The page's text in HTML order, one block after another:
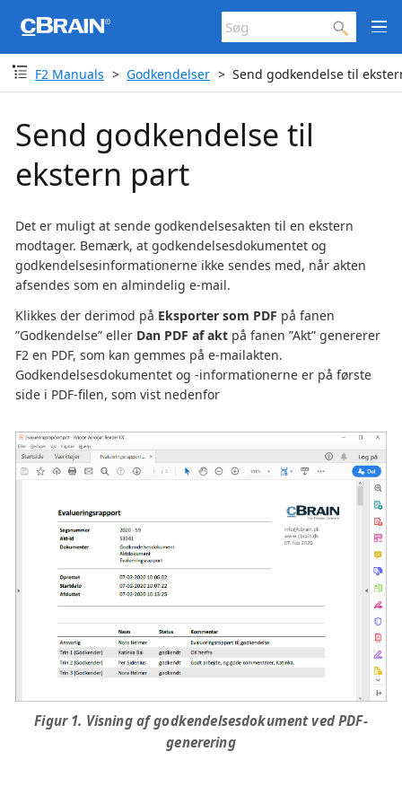
F2 Manuals Godkendelser Send godkendelse til
Send godkendelse til
ekstern part
Det er muligt at sende godkendelsesakten til en ekstern
modtager. Bemærk, at godkendelsesdokumentet og
godkendelsesinformationerne ikke sendes med, når akten
afsendes som en almindelig e-mail.
Klikkes der derimod på Eksporter som PDF på fanen
”Godkendelse” eller Dan PDF af akt på fanen ”Akt” genererer
F2 en PDF, som kan gemmes på e-mailakten.
Godkendelsesdokumentet og -informationerne er på første
side i PDF-filen, som vist nedenfor
Figur 1. Visning af godkendelsesdokument ved PDF-
generering